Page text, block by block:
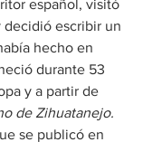
español, visitó
decidió escribir un
hecho en
durante 53
y a partir de
de Zihuatanejo.
se publicó en